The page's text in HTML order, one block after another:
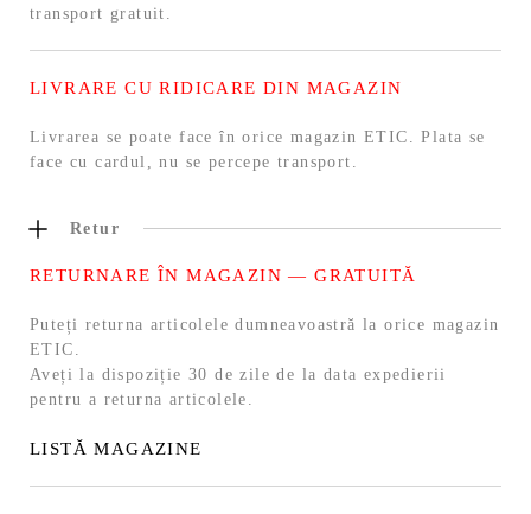
transport gratuit.
LIVRARE CU RIDICARE DIN MAGAZIN
Livrarea se poate face în orice magazin ETIC. Plata se
face cu cardul, nu se percepe transport.
Retur
RETURNARE ÎN MAGAZIN — GRATUITĂ
Puteți returna articolele dumneavoastră la orice magazin
ETIC.
Aveți la dispoziție 30 de zile de la data expedierii
pentru a returna articolele.
LISTĂ MAGAZINE